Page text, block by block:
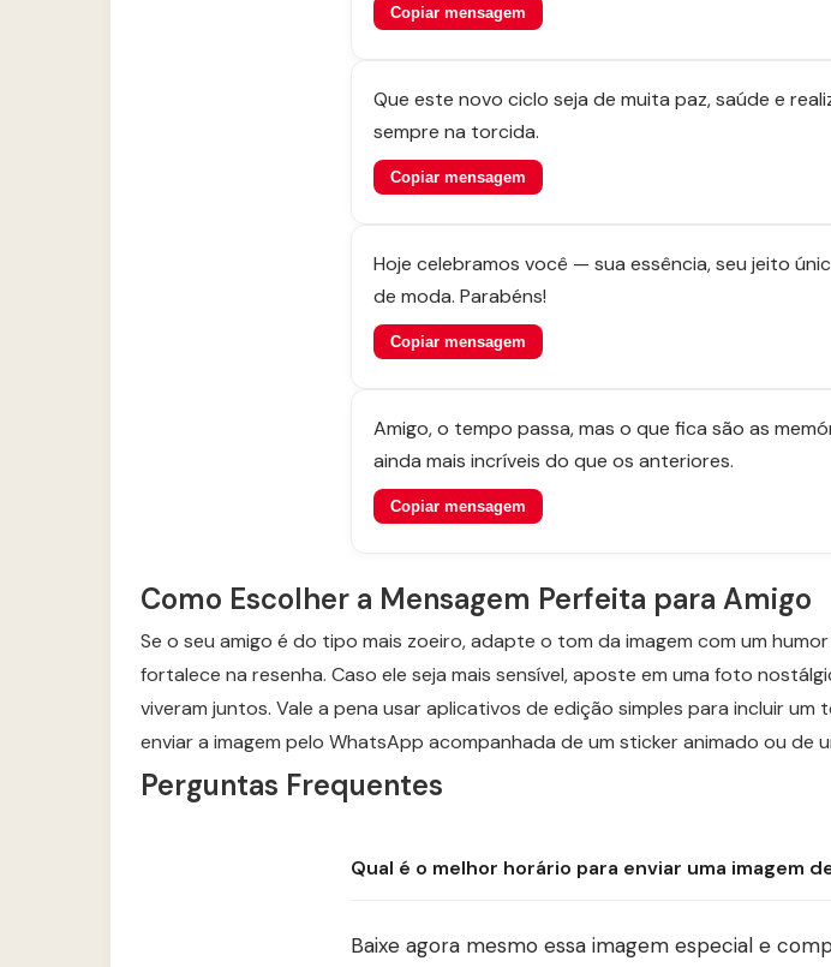
Copiar mensagem
Que este novo ciclo seja de muita paz, saúde e
sempre na torcida.
Copiar mensagem
Hoje celebramos você — sua essência, seu jeito
de moda. Parabéns!
Copiar mensagem
Amigo, o tempo passa, mas o que fica são as
ainda mais incríveis do que os anteriores.
Copiar mensagem
Como Escolher a Mensagem Perfeita para Amigo
Se o seu amigo é do tipo mais zoeiro, adapte o tom da imagem com um
fortalece na resenha. Caso ele seja mais sensível, aposte em uma foto
viveram juntos. Vale a pena usar aplicativos de edição simples para incluir
enviar a imagem pelo WhatsApp acompanhada de um sticker animado ou de
Perguntas Frequentes
Qual é o melhor horário para enviar uma imagem
Baixe agora mesmo essa imagem especial e